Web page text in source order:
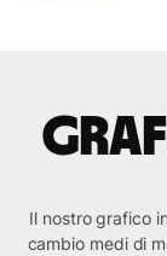
Il nostro grafico
cambio medi di